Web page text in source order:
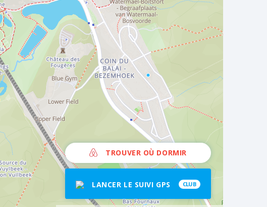
TROUVER OÙ DORMIR
LANCER LE SUIVI GPS CLUB